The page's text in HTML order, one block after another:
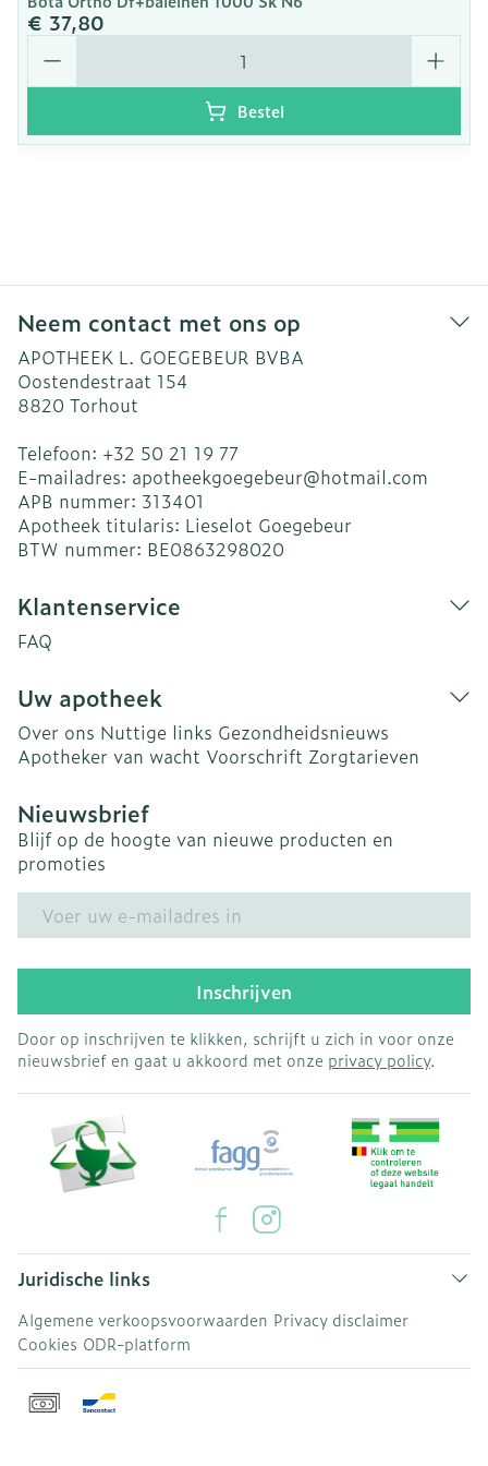
€ 37,80
Aantal
Bestel
Neem contact met ons op
APOTHEEK L. GOEGEBEUR BVBA
Oostendestraat 154
8820 Torhout
Telefoon: +32 50 21 19 77
E-mailadres: apotheekgoegebeur@hotmail.com
APB nummer: 313401
Apotheek titularis: Lieselot Goegebeur
BTW nummer: BE0863298020
Klantenservice
FAQ
Uw apotheek
Over ons Nuttige links Gezondheidsnieuws
Apotheker van wacht Voorschrift Zorgtarieven
Nieuwsbrief
Blijf op de hoogte van nieuwe producten en
promoties
Inschrijven
Door op inschrijven te klikken, schrijft u zich in voor onze
nieuwsbrief en gaat u akkoord met onze privacy policy.
Juridische links
Algemene verkoopsvoorwaarden Privacy disclaimer
Cookies ODR-platform